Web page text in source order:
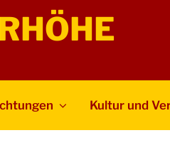
Kultur und